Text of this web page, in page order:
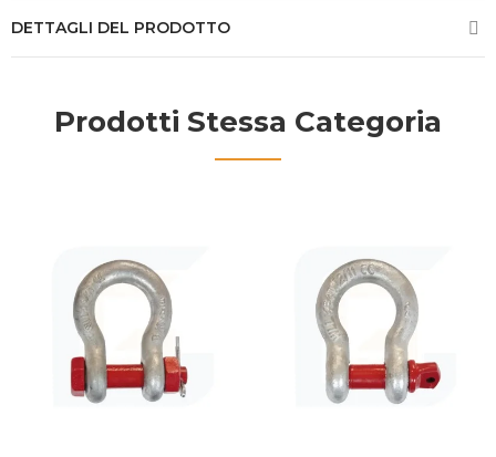
DETTAGLI DEL PRODOTTO
Prodotti Stessa Categoria